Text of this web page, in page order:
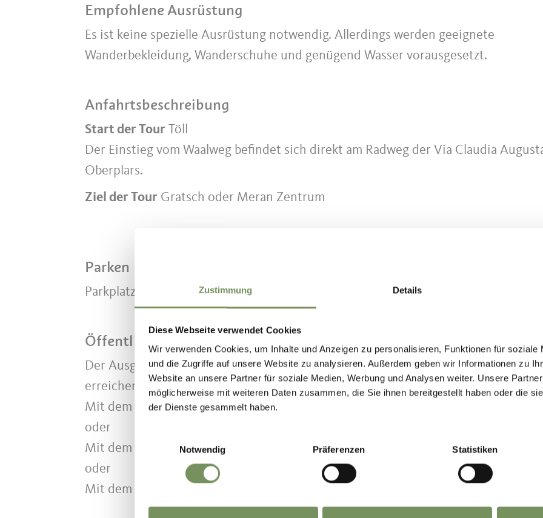
Zustimmung Details
Diese Webseite verwendet Cookies
Wir verwenden Cookies, um Inhalte und Anzeigen zu personalisieren, Funktionen für soziale
und die Zugriffe auf unsere Website zu analysieren. Außerdem geben wir Informationen zu
Website an unsere Partner für soziale Medien, Werbung und Analysen weiter. Unsere
möglicherweise mit weiteren Daten zusammen, die Sie ihnen bereitgestellt haben oder die
der Dienste gesammelt haben.
Notwendig
Präferenzen Statistiken
Empfohlene Ausrüstung
Es ist keine spezielle Ausrüstung notwendig. Allerdings werden geeignete
Wanderbekleidung, Wanderschuhe und genügend Wasser vorausgesetzt.
Anfahrtsbeschreibung
Start der Tour Töll
Der Einstieg vom Waalweg befindet sich direkt am Radweg der Via Claudia
Oberplars.
Ziel der Tour Gratsch oder Meran Zentrum
Parken
Parkplatz beim Einstieg des Algunder Waalweges bei der Töllgrabenbrücke.
Öffentliche Verkehrsmittel
Der Ausgangspunkt ist mit folgenden öffentlichen Verbindungen einfach zu
erreichen:
Mit dem Bus Linie 213 von Algund Rathaus bis Abzweigung Oberplars.
oder
Mit dem Bus Linie 235 von Algund Rathaus bis Abzweigung Oberplars.
oder
Mit dem Bus Linie 237 von Algund Rathaus bis Waalweg.